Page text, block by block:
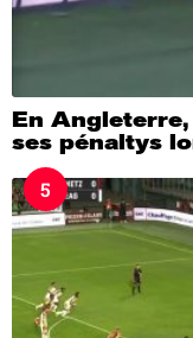
En
ses pénaltys
5